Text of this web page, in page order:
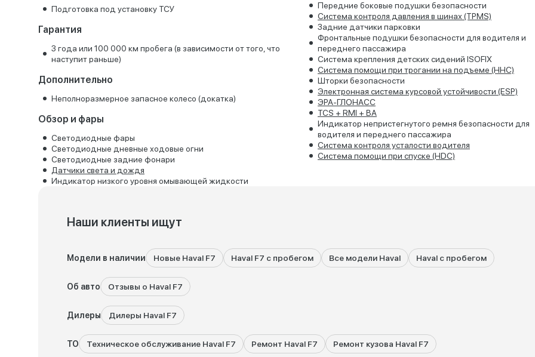
Подготовка под установку ТСУ
Гарантия
3 года или 100 000 км пробега (в зависимости от того, что
наступит раньше)
Дополнительно
Неполноразмерное запасное колесо (докатка)
Обзор и фары
Светодиодные фары
Светодиодные дневные ходовые огни
Светодиодные задние фонари
Датчики света и дождя
Индикатор низкого уровня омывающей жидкости
Передние боковые подушки безопасности
Система контроля давления в шинах (TPMS)
Задние датчики парковки
Фронтальные подушки безопасности для водителя и
переднего пассажира
Система крепления детских сидений ISOFIX
Система помощи при трогании на подъеме (HHC)
Шторки безопасности
Электронная система курсовой устойчивости (ESP)
ЭРА-ГЛОНАСС
TCS + RMI + BA
Индикатор непристегнутого ремня безопасности для
водителя и переднего пассажира
Система контроля усталости водителя
Система помощи при спуске (HDC)
Наши клиенты ищут
Модели в наличии Новые Haval F7 Haval F7 с пробегом Все модели Haval Haval с пробегом
Об авто Отзывы о Haval F7
Дилеры Дилеры Haval F7
ТО Техническое обслуживание Haval F7 Ремонт Haval F7 Ремонт кузова Haval F7